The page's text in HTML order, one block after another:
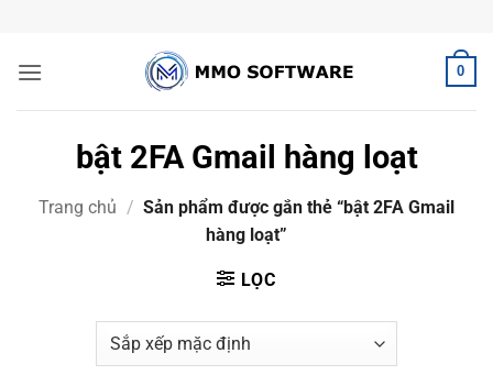
nội
0
bật 2FA Gmail hàng loạt
Trang chủ / Sản phẩm được gắn thẻ “bật 2FA Gmail
hàng loạt”
LỌC